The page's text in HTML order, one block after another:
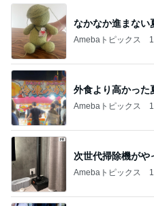
なかなか進まない
Amebaトピックス
外食より高かった
Amebaトピックス
次世代掃除機がや
Amebaトピックス